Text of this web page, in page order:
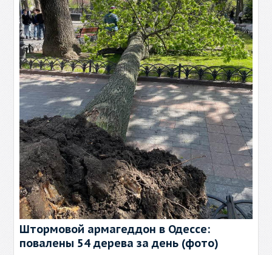
Штормовой армагеддон в Одессе:
повалены 54 дерева за день (фото)